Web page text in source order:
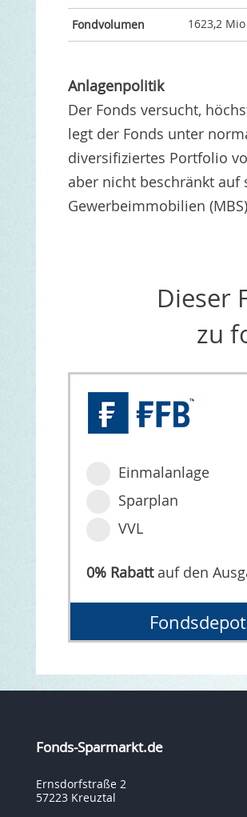
Fondvolumen 1623,2 Mio
Anlagenpolitik
Der Fonds versucht,
legt der Fonds unter
diversifiziertes Portfolio
aber nicht beschränkt
Gewerbeimmobilien
Dieser
zu
Einmalanlage
Sparplan
VVL
0% Rabattauf den
Fonds-Sparmarkt.de
Ernsdorfstraße 2
57223 Kreuztal